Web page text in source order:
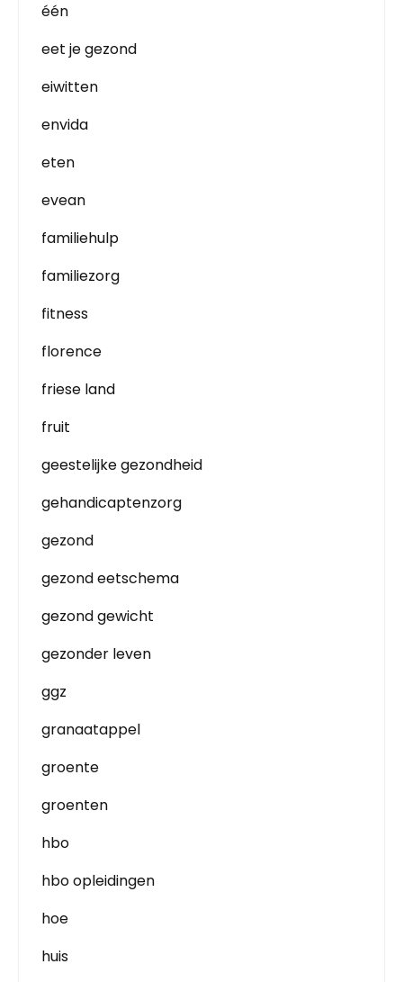
één
eet je gezond
eiwitten
envida
eten
evean
familiehulp
familiezorg
fitness
florence
friese land
fruit
geestelijke gezondheid
gehandicaptenzorg
gezond
gezond eetschema
gezond gewicht
gezonder leven
ggz
granaatappel
groente
groenten
hbo
hbo opleidingen
hoe
huis